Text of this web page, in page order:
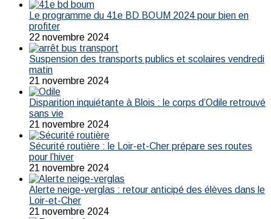
Le programme du 41e BD BOUM 2024 pour bien en
profiter
22 novembre 2024
Suspension des transports publics et scolaires vendredi
matin
21 novembre 2024
Disparition inquiétante à Blois : le corps d’Odile retrouvé
sans vie
21 novembre 2024
Sécurité routière : le Loir-et-Cher prépare ses routes
pour l’hiver
21 novembre 2024
Alerte neige-verglas : retour anticipé des élèves dans le
Loir-et-Cher
21 novembre 2024